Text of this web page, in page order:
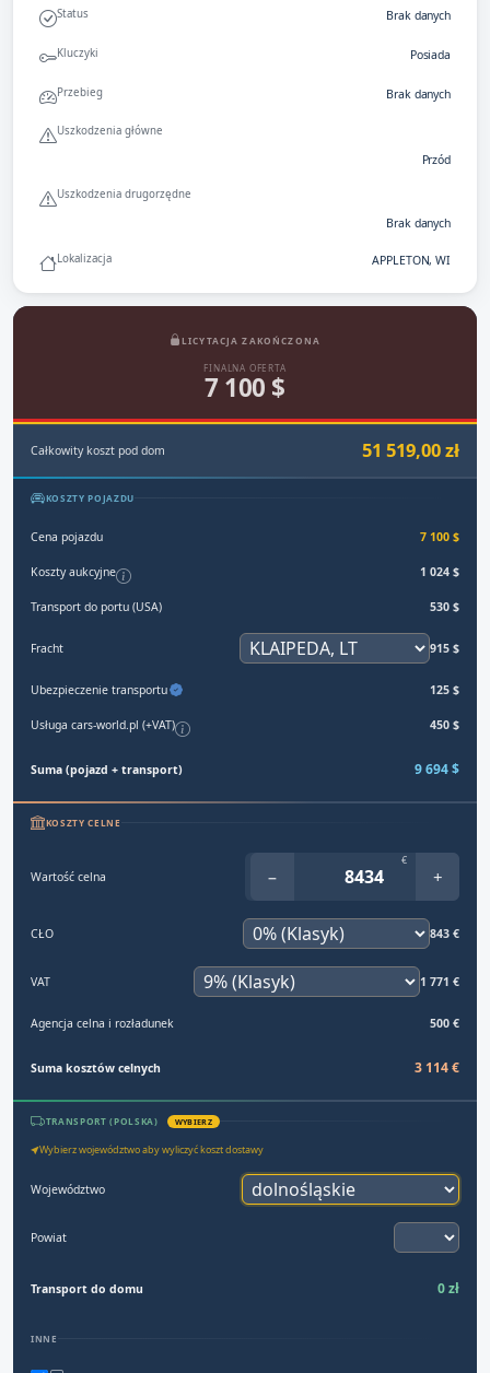
Status Brak danych
Kluczyki Posiada
Przebieg Brak danych
Uszkodzenia główne
Przód
Uszkodzenia drugorzędne
Brak danych
Lokalizacja APPLETON, WI
LICYTACJA ZAKOŃCZONA
FINALNA OFERTA
7 100 $
Całkowity koszt pod dom 51 519,00 zł
KOSZTY POJAZDU
Cena pojazdu 7 100 $
Koszty aukcyjne 1 024 $
Transport do portu (USA) 530 $
Fracht 915 $
Ubezpieczenie transportu 125 $
Usługa cars-world.pl (+VAT) 450 $
Suma (pojazd + transport) 9 694 $
KOSZTY CELNE
Wartość celna −
€
+
CŁO 843 €
VAT 1 771 €
Agencja celna i rozładunek 500 €
Suma kosztów celnych 3 114 €
TRANSPORT (POLSKA) WYBIERZ
Wybierz województwo aby wyliczyć koszt dostawy
Województwo
Powiat
Transport do domu 0 zł
INNE